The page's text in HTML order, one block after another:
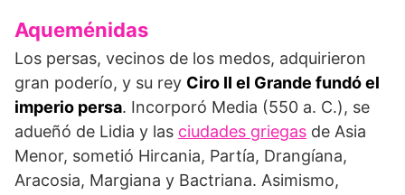
Aqueménidas
Los persas, vecinos de los medos, adquirieron
gran poderío, y su rey Ciro II el Grande fundó el
imperio persa. Incorporó Media (550 a. C.), se
adueñó de Lidia y las ciudades griegas de Asia
Menor, sometió Hircania, Partía, Drangíana,
Aracosia, Margiana y Bactriana. Asimismo,